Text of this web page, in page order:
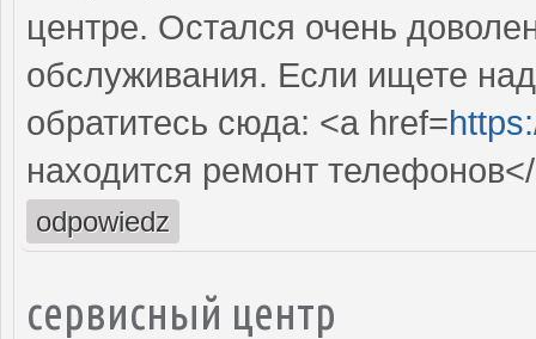
центре. Остался очень
обслуживания. Если ищете
обратитесь сюда: <a href=
находится ремонт
odpowiedz
сервисный центр